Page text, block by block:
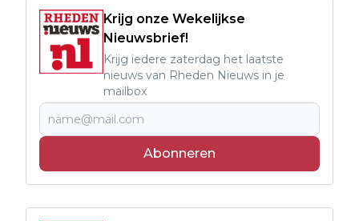
Krijg onze Wekelijkse
Nieuwsbrief!
Krijg iedere zaterdag het laatste
nieuws van Rheden Nieuws in je
mailbox
Abonneren